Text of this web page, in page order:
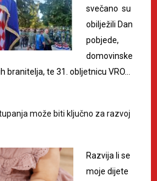
svečano su
obilježili Dan
pobjede,
domovinske
branitelja, te 31. obljetnicu VRO…
može biti ključno za razvoj
Razvija li se
moje dijete